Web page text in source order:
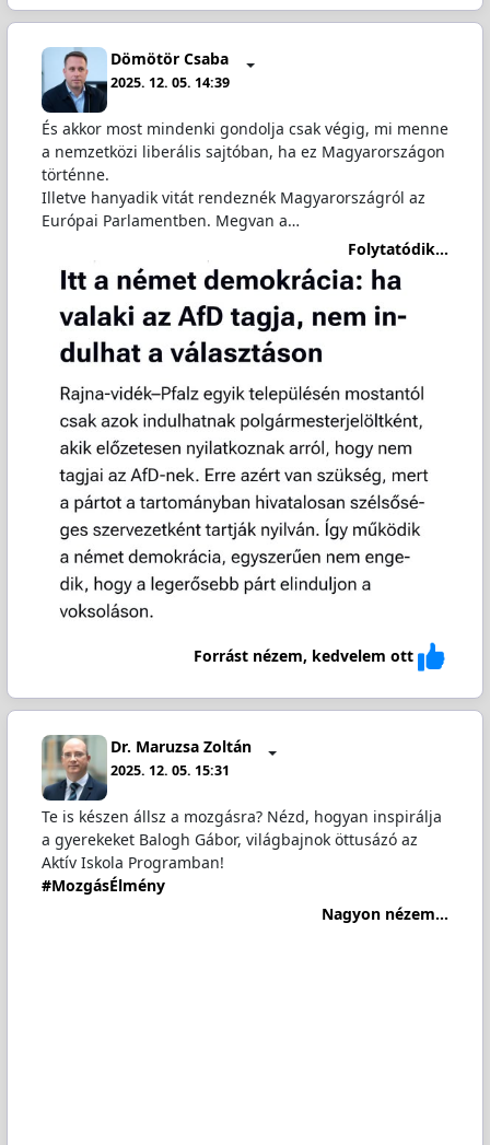
Dömötör Csaba
2025. 12. 05. 14:39
És akkor most mindenki gondolja csak végig, mi menne
a nemzetközi liberális sajtóban, ha ez Magyarországon
történne.
Illetve hanyadik vitát rendeznék Magyarországról az
Európai Parlamentben. Megvan a…
Folytatódik...
Forrást nézem, kedvelem ott
Dr. Maruzsa Zoltán
2025. 12. 05. 15:31
Te is készen állsz a mozgásra? Nézd, hogyan inspirálja
a gyerekeket Balogh Gábor, világbajnok öttusázó az
Aktív Iskola Programban!
#MozgásÉlmény
Nagyon nézem...